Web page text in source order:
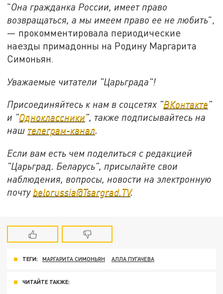
"Она гражданка России, имеет право
возвращаться, а мы имеем право ее не любить",
— прокомментировала периодические
наезды примадонны на Родину Маргарита
Симоньян.
Уважаемые читатели "Царьграда"!
Присоединяйтесь к нам в соцсетях "ВКонтакте"
и "Одноклассники", также подписывайтесь на
наш телеграм-канал.
Если вам есть чем поделиться с редакцией
"Царьград. Беларусь", присылайте свои
наблюдения, вопросы, новости на электронную
почту belorussia@Tsargrad.TV.
ТЕГИ: МАРГАРИТА СИМОНЬЯН АЛЛА ПУГАЧЕВА
ЧИТАЙТЕ ТАКЖЕ: